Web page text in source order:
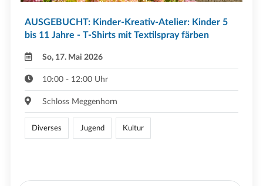
AUSGEBUCHT: Kinder-Kreativ-Atelier: Kinder 5
bis 11 Jahre - T-Shirts mit Textilspray färben
So, 17. Mai 2026
10:00 - 12:00 Uhr
Schloss Meggenhorn
Diverses Jugend Kultur